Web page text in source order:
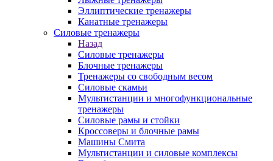
Эллиптические тренажеры
Канатные тренажеры
Силовые тренажеры
Назад
Силовые тренажеры
Блочные тренажеры
Тренажеры со свободным весом
Силовые скамьи
Мультистанции и многофункциональные
тренажеры
Силовые рамы и стойки
Кроссоверы и блочные рамы
Машины Смита
Мультистанции и силовые комплексы